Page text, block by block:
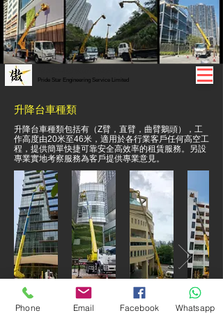
Pride Star Engineering Service Limited
升降台車種類
升降台車種類包括有（Z臂，直臂，曲臂鵝頭），工
作高度由20米至46米，適用於各行業客戶任何高空工
程，提供簡單快捷可靠安全高效率的租賃服務。另設
專業實地考察服務為客戶提供專業意見。
46米高 46米高 32米高 28米高
Phone Email Facebook Whatsapp